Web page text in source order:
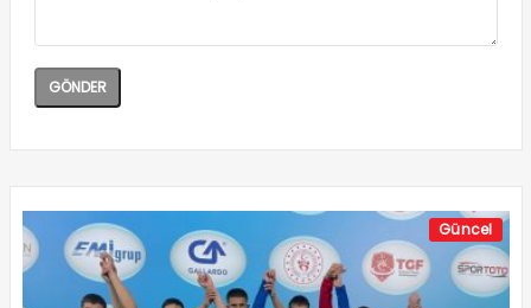
Güncel